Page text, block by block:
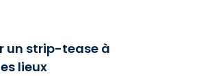
un strip-tease à
lieux